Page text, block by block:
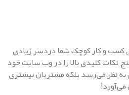
کوچک شما دردسر زیادی
بالا را در وب سایت خود
بلکه مشتریان بیشتری